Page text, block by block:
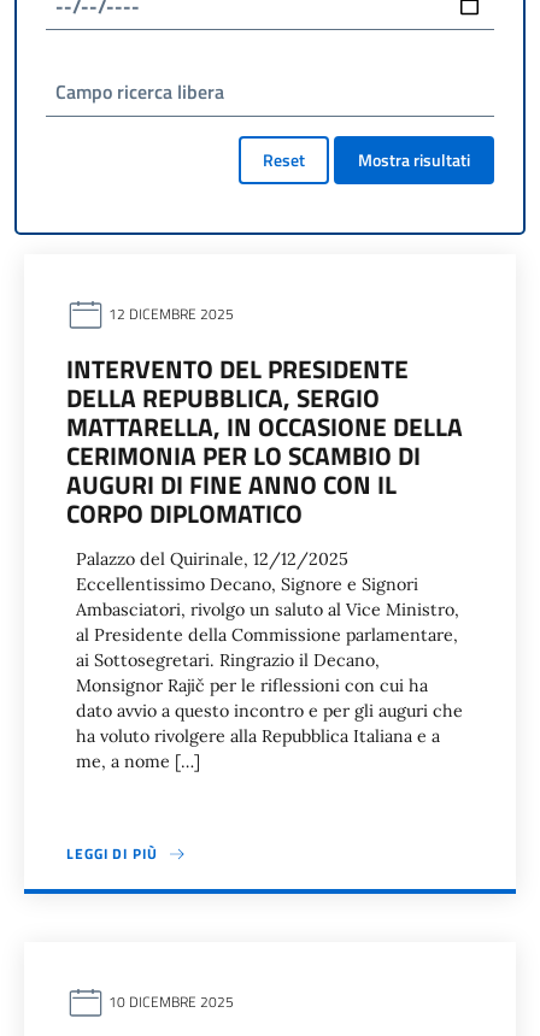
Campo ricerca libera
Reset Mostra risultati
12 DICEMBRE 2025
INTERVENTO DEL PRESIDENTE
DELLA REPUBBLICA, SERGIO
MATTARELLA, IN OCCASIONE DELLA
CERIMONIA PER LO SCAMBIO DI
AUGURI DI FINE ANNO CON IL
CORPO DIPLOMATICO
Palazzo del Quirinale, 12/12/2025
Eccellentissimo Decano, Signore e Signori
Ambasciatori, rivolgo un saluto al Vice Ministro,
al Presidente della Commissione parlamentare,
ai Sottosegretari. Ringrazio il Decano,
Monsignor Rajič per le riflessioni con cui ha
dato avvio a questo incontro e per gli auguri che
ha voluto rivolgere alla Repubblica Italiana e a
me, a nome […]
LEGGI DI PIÙ
10 DICEMBRE 2025